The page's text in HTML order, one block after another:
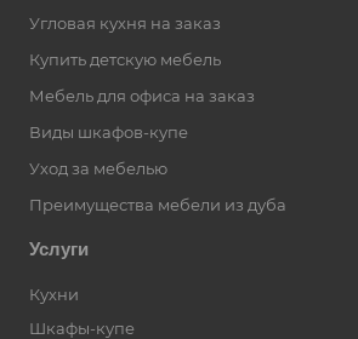
Угловая кухня на заказ
Купить детскую мебель
Мебель для офиса на заказ
Виды шкафов-купе
Уход за мебелью
Преимущества мебели из дуба
Услуги
Кухни
Шкафы-купе